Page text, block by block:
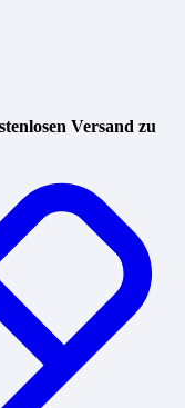
Versand zu